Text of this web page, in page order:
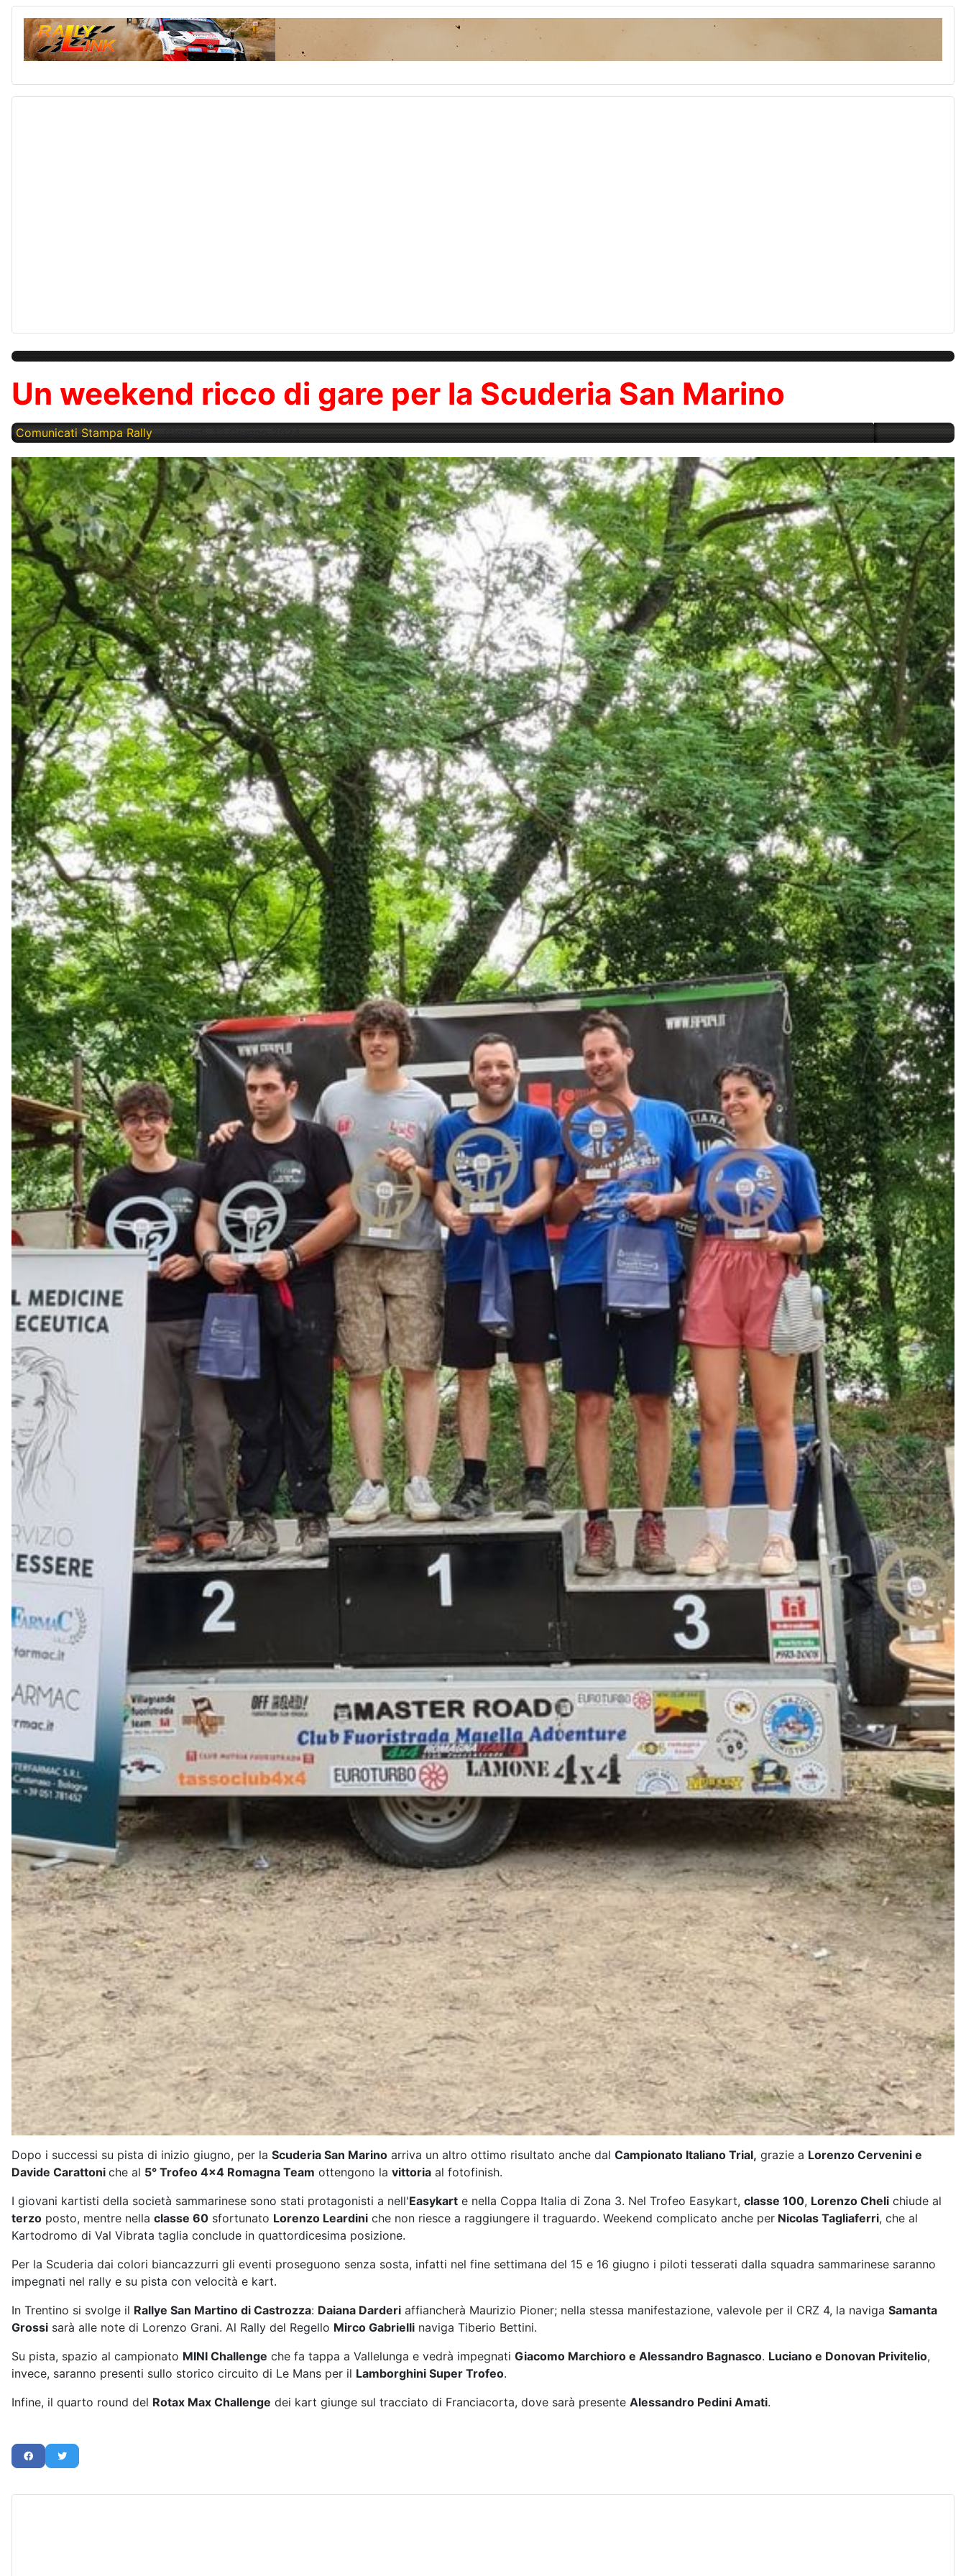
Un weekend ricco di gare per la Scuderia San Marino
Comunicati Stampa Rally Giovedì, 13 Giugno 2024
Dopo i successi su pista di inizio giugno, per la Scuderia San Marino arriva un altro ottimo risultato anche dal Campionato Italiano Trial, grazie a Lorenzo Cervenini e
Davide Carattoni che al 5° Trofeo 4x4 Romagna Team ottengono la vittoria al fotofinish.
I giovani kartisti della società sammarinese sono stati protagonisti a nell'Easykart e nella Coppa Italia di Zona 3. Nel Trofeo Easykart, classe 100, Lorenzo Cheli chiude al
terzo posto, mentre nella classe 60 sfortunato Lorenzo Leardini che non riesce a raggiungere il traguardo. Weekend complicato anche per Nicolas Tagliaferri, che al
Kartodromo di Val Vibrata taglia conclude in quattordicesima posizione.
Per la Scuderia dai colori biancazzurri gli eventi proseguono senza sosta, infatti nel fine settimana del 15 e 16 giugno i piloti tesserati dalla squadra sammarinese saranno
impegnati nel rally e su pista con velocità e kart.
In Trentino si svolge il Rallye San Martino di Castrozza: Daiana Darderi affiancherà Maurizio Pioner; nella stessa manifestazione, valevole per il CRZ 4, la naviga Samanta
Grossi sarà alle note di Lorenzo Grani. Al Rally del Regello Mirco Gabrielli naviga Tiberio Bettini.
Su pista, spazio al campionato MINI Challenge che fa tappa a Vallelunga e vedrà impegnati Giacomo Marchioro e Alessandro Bagnasco. Luciano e Donovan Privitelio,
invece, saranno presenti sullo storico circuito di Le Mans per il Lamborghini Super Trofeo.
Infine, il quarto round del Rotax Max Challenge dei kart giunge sul tracciato di Franciacorta, dove sarà presente Alessandro Pedini Amati.